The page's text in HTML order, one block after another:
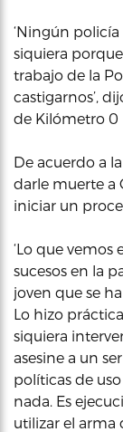
‘Ningún
siquiera
trabajo de la
castigarnos’,
de Kilómetro 0
De acuerdo a
darle muerte a
iniciar un
‘Lo que
sucesos en la
joven que se
Lo hizo
siquiera
asesine a un
políticas de
nada. Es
utilizar el arma